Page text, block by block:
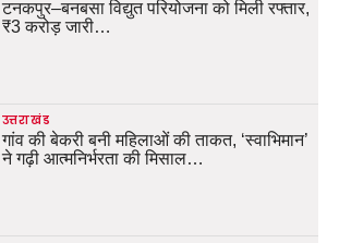
टनकपुर–बनबसा विद्युत परियोजना को मिली रफ्तार,
₹3 करोड़ जारी…
उत्तराखंड
गांव की बेकरी बनी महिलाओं की ताकत, ‘स्वाभिमान’
ने गढ़ी आत्मनिर्भरता की मिसाल…